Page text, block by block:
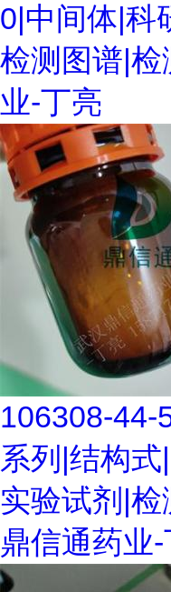
0|中间体|科
检测图谱|
业-丁亮
106308-44-
系列|结构
实验试剂|
鼎信通药业